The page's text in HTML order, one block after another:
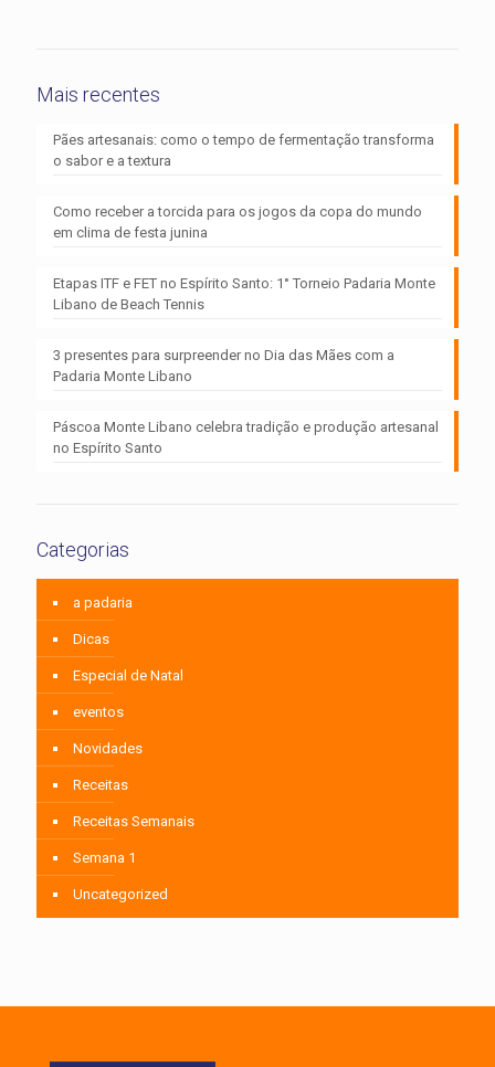
Mais recentes
Pães artesanais: como o tempo de fermentação transforma
o sabor e a textura
Como receber a torcida para os jogos da copa do mundo
em clima de festa junina
Etapas ITF e FET no Espírito Santo: 1° Torneio Padaria Monte
Libano de Beach Tennis
3 presentes para surpreender no Dia das Mães com a
Padaria Monte Libano
Páscoa Monte Libano celebra tradição e produção artesanal
no Espírito Santo
Categorias
a padaria
Dicas
Especial de Natal
eventos
Novidades
Receitas
Receitas Semanais
Semana 1
Uncategorized